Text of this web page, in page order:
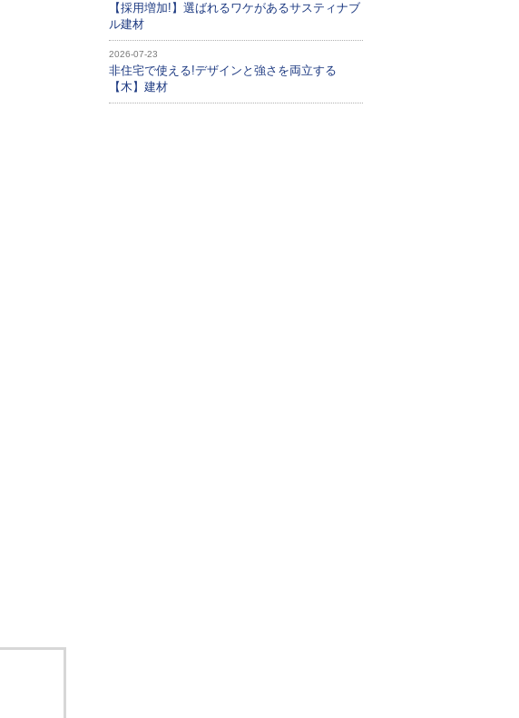
【採用増加!】選ばれるワケがあるサスティナブ
ル建材
2026-07-23
非住宅で使える!デザインと強さを両立する
【木】建材